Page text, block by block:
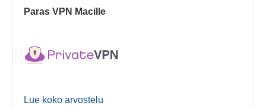
Paras VPN Macille
Lue koko arvostelu